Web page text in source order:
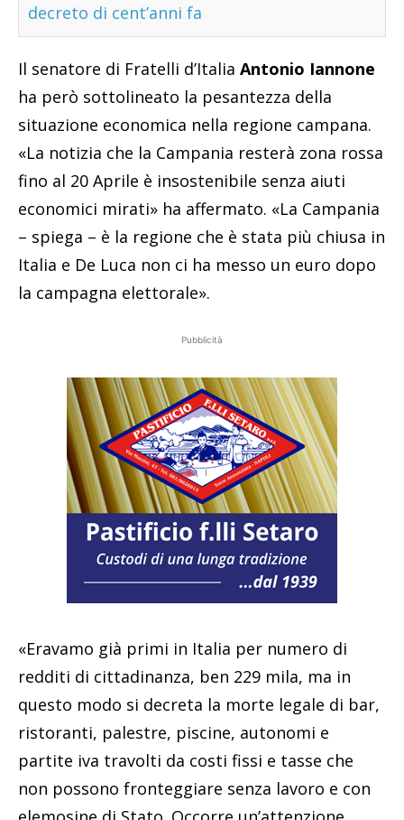
decreto di cent’anni fa
Il senatore di Fratelli d’Italia Antonio Iannone
ha però sottolineato la pesantezza della
situazione economica nella regione campana.
«La notizia che la Campania resterà zona rossa
fino al 20 Aprile è insostenibile senza aiuti
economici mirati» ha affermato. «La Campania
– spiega – è la regione che è stata più chiusa in
Italia e De Luca non ci ha messo un euro dopo
la campagna elettorale».
Pubblicità
«Eravamo già primi in Italia per numero di
redditi di cittadinanza, ben 229 mila, ma in
questo modo si decreta la morte legale di bar,
ristoranti, palestre, piscine, autonomi e
partite iva travolti da costi fissi e tasse che
non possono fronteggiare senza lavoro e con